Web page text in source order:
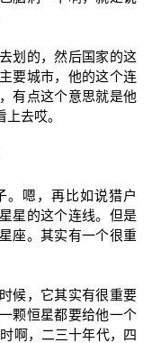
划的，然后国家的这
要城市，他的这个连
有点这个意思就是他
去哎。
。嗯，再比如说猎户
星的这个连线。但是
座。其实有一个很重
候，它其实有很重要
颗恒星都要给他一个
啊，二三十年代，四